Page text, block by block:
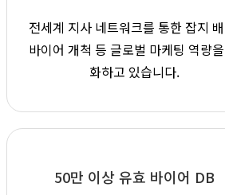
전세계 지사 네트워크를 통한 잡지
바이어 개척 등 글로벌 마케팅 역량
화하고 있습니다.
50만 이상유효 바이어 DB